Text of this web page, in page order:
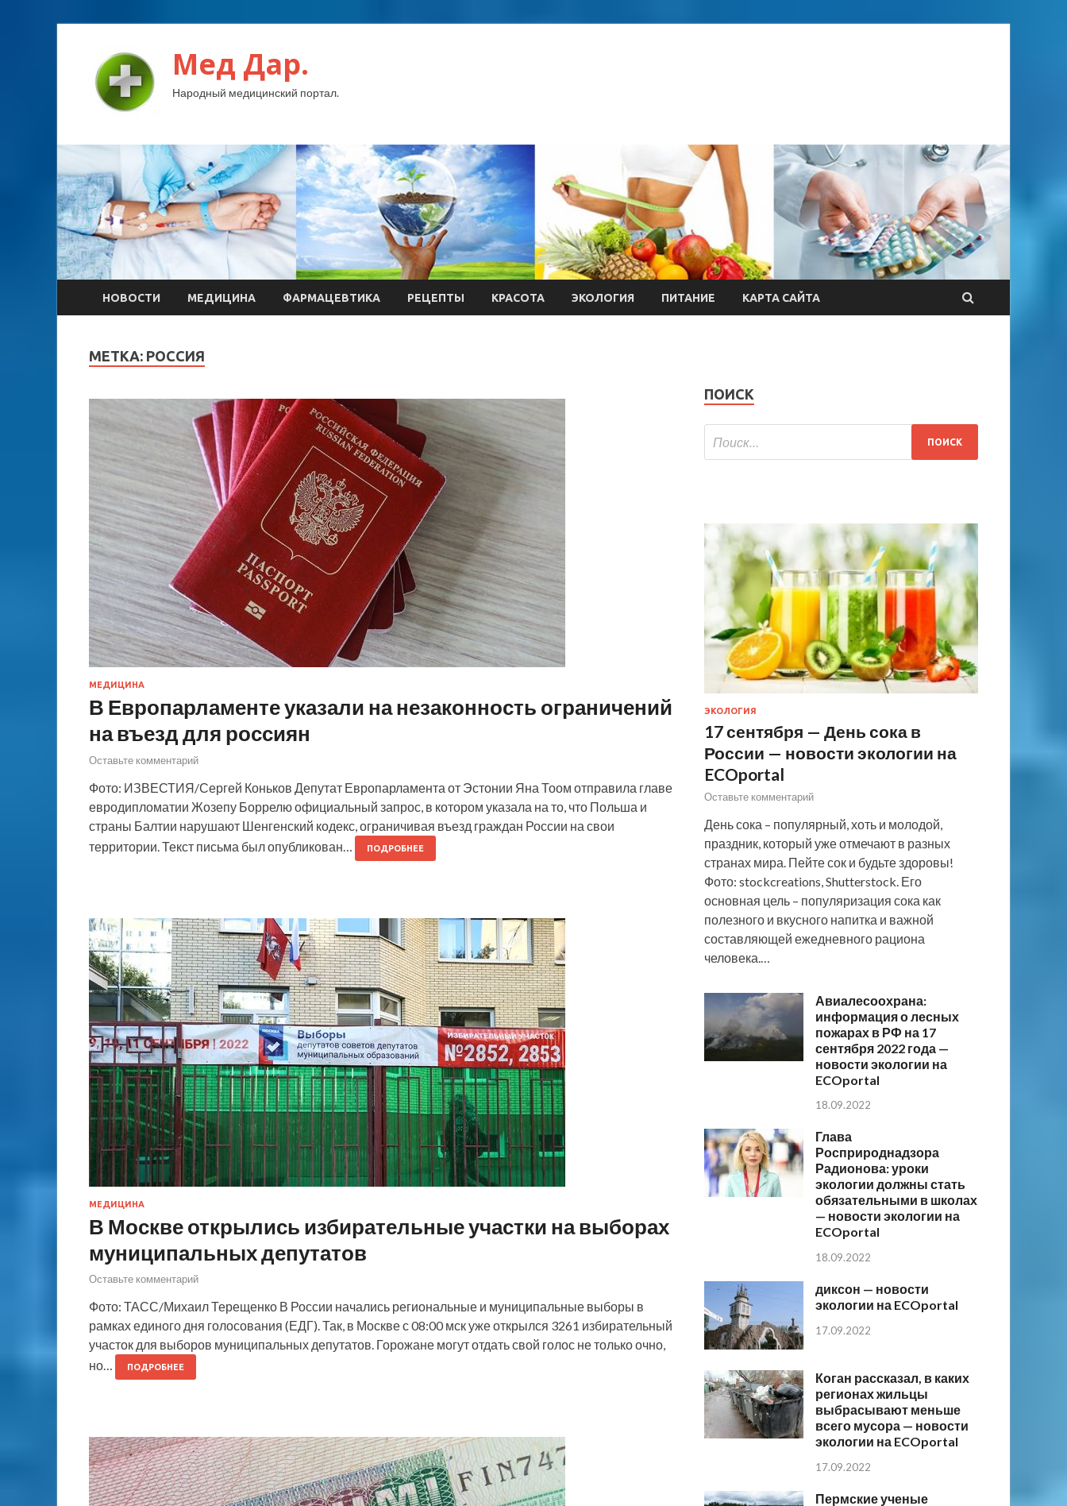
Мед Дар.
Народный медицинский портал.
НОВОСТИ МЕДИЦИНА ФАРМАЦЕВТИКА РЕЦЕПТЫ КРАСОТА ЭКОЛОГИЯ ПИТАНИЕ КАРТА САЙТА
МЕТКА: РОССИЯ
МЕДИЦИНА
В Европарламенте указали на незаконность ограничений
на въезд для россиян
Оставьте комментарий
Фото: ИЗВЕСТИЯ/Сергей Коньков Депутат Европарламента от Эстонии Яна Тоом отправила главе
евродипломатии Жозепу Боррелю официальный запрос, в котором указала на то, что Польша и
страны Балтии нарушают Шенгенский кодекс, ограничивая въезд граждан России на свои
территории. Текст письма был опубликован…
ПОДРОБНЕЕ
МЕДИЦИНА
В Москве открылись избирательные участки на выборах
муниципальных депутатов
Оставьте комментарий
Фото: ТАСС/Михаил Терещенко В России начались региональные и муниципальные выборы в
рамках единого дня голосования (ЕДГ). Так, в Москве с 08:00 мск уже открылся 3261 избирательный
участок для выборов муниципальных депутатов. Горожане могут отдать свой голос не только очно,
но…
ПОДРОБНЕЕ
ПОИСК
ЭКОЛОГИЯ
17 сентября — День сока в
России — новости экологии на
ECOportal
Оставьте комментарий
День сока – популярный, хоть и молодой,
праздник, который уже отмечают в разных
странах мира. Пейте сок и будьте здоровы!
Фото: stockcreations, Shutterstock. Его
основная цель – популяризация сока как
полезного и вкусного напитка и важной
составляющей ежедневного рациона
человека.…
Авиалесоохрана:
информация о лесных
пожарах в РФ на 17
сентября 2022 года —
новости экологии на
ECOportal
18.09.2022
Глава
Росприроднадзора
Радионова: уроки
экологии должны стать
обязательными в школах
— новости экологии на
ECOportal
18.09.2022
диксон — новости
экологии на ECOportal
17.09.2022
Коган рассказал, в каких
регионах жильцы
выбрасывают меньше
всего мусора — новости
экологии на ECOportal
17.09.2022
Пермские ученые